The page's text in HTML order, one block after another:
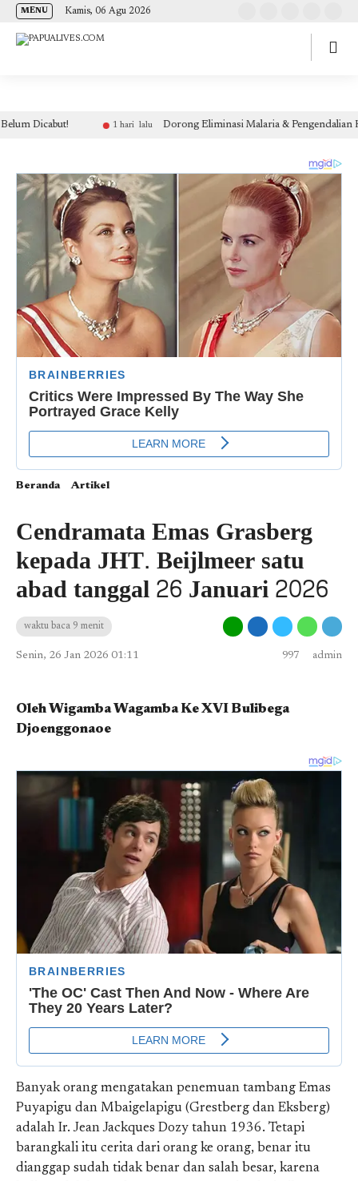
(self.SWG_BASIC = self.SWG_BASIC || []).push( basicSubscriptions => {
basicSubscriptions.init({ type: "NewsArticle", isPartOfType: ["Product"], isPartOfProductId:
MENU Kamis, 06 Agu 2026
1 hari lalu Dorong Eliminasi Malaria & Pengendalian HIV-TB, Dinkes
Beranda Artikel
Cendramata Emas Grasberg
kepada JHT. Beijlmeer satu
abad tanggal 26 Januari 2026
waktu baca 9 menit
Senin, 26 Jan 2026 01:11 997 admin
Oleh Wigamba Wagamba Ke XVI Bulibega
Djoenggonaoe
Banyak orang mengatakan penemuan tambang Emas
Puyapigu dan Mbaigelapigu (Grestberg dan Eksberg)
adalah Ir. Jean Jackques Dozy tahun 1936. Tetapi
barangkali itu cerita dari orang ke orang, benar itu
dianggap sudah tidak benar dan salah besar, karena